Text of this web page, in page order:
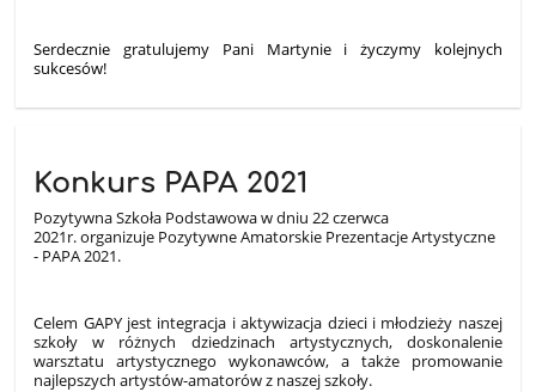
Serdecznie gratulujemy Pani Martynie i życzymy kolejnych
sukcesów!
Konkurs PAPA 2021
Pozytywna Szkoła Podstawowa w dniu 22 czerwca
2021r. organizuje Pozytywne Amatorskie Prezentacje Artystyczne
- PAPA 2021.
Celem GAPY jest integracja i aktywizacja dzieci i młodzieży naszej
szkoły w różnych dziedzinach artystycznych, doskonalenie
warsztatu artystycznego wykonawców, a także promowanie
najlepszych artystów-amatorów z naszej szkoły.